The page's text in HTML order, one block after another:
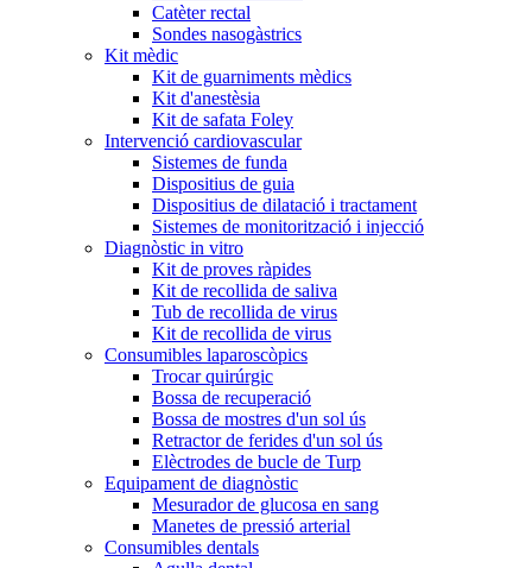
Catèter rectal
Sondes nasogàstrics
Kit mèdic
Kit de guarniments mèdics
Kit d'anestèsia
Kit de safata Foley
Intervenció cardiovascular
Sistemes de funda
Dispositius de guia
Dispositius de dilatació i tractament
Sistemes de monitorització i injecció
Diagnòstic in vitro
Kit de proves ràpides
Kit de recollida de saliva
Tub de recollida de virus
Kit de recollida de virus
Consumibles laparoscòpics
Trocar quirúrgic
Bossa de recuperació
Bossa de mostres d'un sol ús
Retractor de ferides d'un sol ús
Elèctrodes de bucle de Turp
Equipament de diagnòstic
Mesurador de glucosa en sang
Manetes de pressió arterial
Consumibles dentals